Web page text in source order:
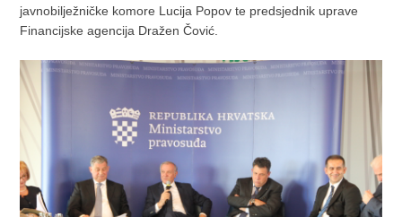
javnobilježničke komore Lucija Popov te predsjednik uprave
Financijske agencija Dražen Čović.